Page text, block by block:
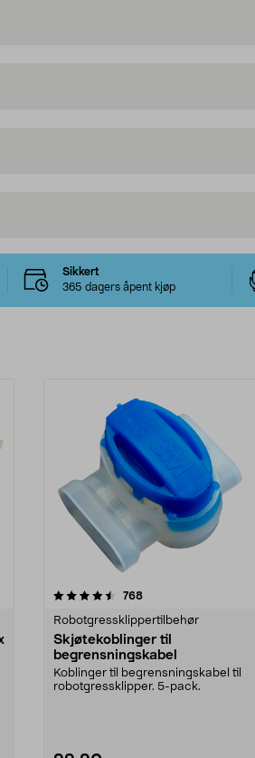
Sikkert
365 dagers åpent kjøp
768anmeldelser
Robotgressklippertilbehør
Skjøtekoblinger til
begrensningskabel
Koblinger til begrensningskabel til
robotgressklipper. 5-pack.
4.5 av 5 stjerner